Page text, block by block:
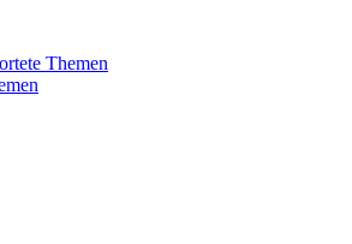
Themen